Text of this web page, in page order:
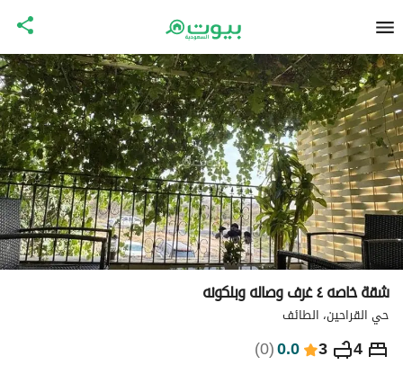
شقة خاصه ٤ غرف وصاله وبلكونه
حي القراحين، الطائف
4
3
0.0
(
0
) ⃁
1,097ليلة